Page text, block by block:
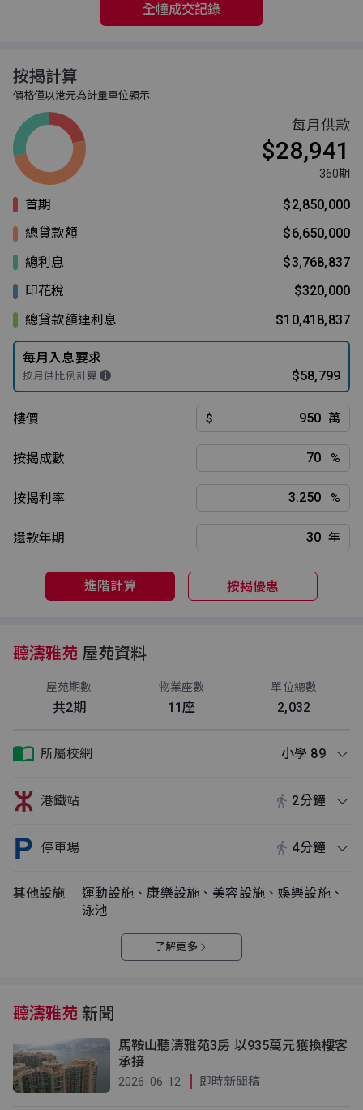
全幢成交記錄
按揭計算
價格僅以港元為計量單位顯示
每月供款
$28,941
360期
首期
$2,850,000
總貸款額
$6,650,000
總利息
$3,768,837
印花稅
$320,000
總貸款額連利息
$10,418,837
每月入息要求
按月供比例計算 $58,799
樓價 $ 萬
按揭成數 %
按揭利率 %
還款年期 年
進階計算 按揭優惠
聽濤雅苑 屋苑資料
屋苑期數
共2期
物業座數
11座
單位總數
2,032
所屬校網 小學 89
港鐵站 2分鐘
停車場 4分鐘
其他設施
運動設施、康樂設施、美容設施、娛樂設施、
泳池
了解更多
聽濤雅苑 新聞
馬鞍山聽濤雅苑3房 以935萬元獲換樓客
承接
2026-06-12 即時新聞稿